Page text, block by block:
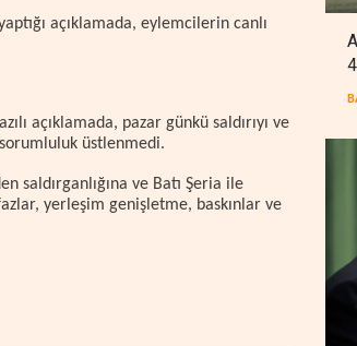
açıklamada, eylemcilerin canlı
açıklamada, pazar günkü saldırıyı ve
üstlenmedi.
saldırganlığına ve Batı Şeria ile
yerleşim genişletme, baskınlar ve